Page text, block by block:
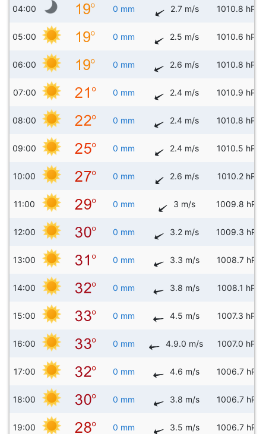
04:00 0 mm 2.7 m/s 1010.8 hPa
05:00 0 mm 2.5 m/s 1010.6 hPa
06:00 0 mm 2.6 m/s 1010.8 hPa
07:00 0 mm 2.4 m/s 1010.9 hPa
08:00 0 mm 2.4 m/s 1010.8 hPa
09:00 0 mm 2.4 m/s 1010.5 hPa
10:00 0 mm 2.6 m/s 1010.2 hPa
11:00 0 mm 3 m/s 1009.8 hPa
12:00 0 mm 3.2 m/s 1009.3 hPa
13:00 0 mm 3.3 m/s 1008.7 hPa
14:00 0 mm 3.8 m/s 1008.1 hPa
15:00 0 mm 4.5 m/s 1007.3 hPa
16:00 0 mm 4.9.0 m/s 1007.0 hPa
17:00 0 mm 4.6 m/s 1006.7 hPa
18:00 0 mm 3.8 m/s 1006.7 hPa
19:00 0 mm 3.5 m/s 1006.7 hPa